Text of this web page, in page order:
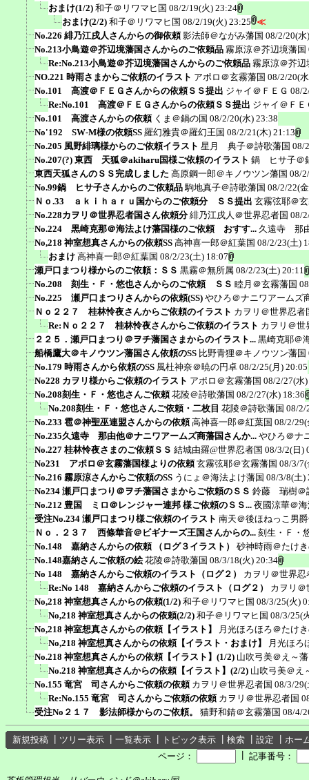
おまけ(1/2) 和子＠リワマヒ国 08/2/19(火) 23:24
おまけ(2/2) 和子＠リワマヒ国 08/2/19(火) 23:25 ≪
No.226 緋乃江戌人さんからの御依頼 影法師＠ながみ藩国 08/2/20(水
No.213小鳥遊＠芥辺境藩国さんからのご依頼品 霧原涼＠芥辺境藩国
Re:No.213小鳥遊＠芥辺境藩国さんからのご依頼品 霧原涼＠芥辺
NO.221 時雨さまからご依頼のイラスト アポロ＠玄霧藩国 08/2/20(
No.101 高渡＠ＦＥＧさんからの依頼ＳＳ提出 ジャイ＠ＦＥＧ 08/
Re:No.101 高渡＠ＦＥＧさんからの依頼ＳＳ提出 ジャイ＠ＦＥ
No.101 高渡さんからの依頼 くま＠鍋の国 08/2/20(水) 23:38
No'192 SW-M様の依頼SS 羅幻雅貴＠羅幻王国 08/2/21(木) 21:13
No.205 風野緋璃様からのご依頼イラスト 星月 典子＠詩歌藩国 08/
No.207(?) 東西 天狐＠akiharu国様ご依頼のイラスト 鍋 ヒサ子＠
東西天狐さんのＳＳ完成しました 高原鋼一郎＠キノウツン藩国 08/
No.99鍋 ヒサ子さんからのご依頼品 駒地真子＠詩歌藩国 08/2/22(
Ｎｏ.33 ａｋｉｈａｒｕ国からのご依頼分 ＳＳ提出 玄霧弦耶＠
No.228カヲリ＠世界忍者国さん依頼分 緋乃江戌人＠世界忍者国 08/
No.224 黒崎克那＠海法よけ藩国様のご依頼 おすす... 久遠寺 那
No,218 神室想真さんからの依頼SS 高神喜一郎＠紅葉国 08/2/23(土)
おまけ 高神喜一郎＠紅葉国 08/2/23(土) 18:07
瀬戸口まつり様からのご依頼：ＳＳ 黒霧＠無所属 08/2/23(土) 20:11
No.208 刻生・Ｆ・悠也さんからのご依頼 ＳＳ 睦月＠玄霧藩国
No.225 瀬戸口まつりさんからの依頼(SS) やひろ＠ナニワアームズ
Ｎｏ２２７ 桂林怜夜さんからご依頼のイラスト カヲリ＠世界忍者
Re:Ｎｏ２２７ 桂林怜夜さんからご依頼のイラスト カヲリ＠世
２２５．瀬戸口まつり＠ヲチ藩国さまからのイラスト... 黒崎克耶＠
船橋鷹大＠キノウツン藩国さん依頼のSS 比野青狸＠キノウツン藩国
No.179 時雨さんから依頼のSS 風杜神奈＠暁の円卓 08/2/25(月) 20:05
No228 カヲリ様からご依頼のイラスト アポロ＠玄霧藩国 08/2/27(水
No.208刻生・Ｆ・悠也さんご依頼 花陵＠詩歌藩国 08/2/27(水) 18:36
No.208刻生・Ｆ・悠也さんご依頼・二枚目 花陵＠詩歌藩国 08/2/
No.233 雹＠神聖巫連盟さんからの依頼 高神喜一郎＠紅葉国 08/2/29(
No.235久遠寺 那由他＠ナニワアームズ商藩国さんか... やひろ＠ナ
No.227 桂林怜夜さまのご依頼ＳＳ 結城由羅@世界忍者国 08/3/2(日)
No231 アポロ＠玄霧藩国様よりの依頼 玄霧弦耶＠玄霧藩国 08/3/7(
No.216 霧原涼さんからご依頼のSS うにょ＠海法よけ藩国 08/3/8(土)
No234 瀬戸口まつり＠ヲチ藩国さまからご依頼のＳＳ 鈴藤 瑞樹＠
No.212 豊国 ミロ＠レンジャー連邦 様ご依頼のＳＳ... 夜國涼華＠
受注No.234 瀬戸口まつり様ご依頼のイラスト 南天＠後ほねっこ男
Ｎｏ．２３７ 西條華音＠ビギナーズ王国さんからの... 刻生・Ｆ・
No.148 嘉納さんからの依頼 （ログ３イラスト）
砂神時雨＠たけ
No.148嘉納さんご依頼の絵 花陵＠詩歌藩国 08/3/18(火) 20:34
No 148 嘉納さんからご依頼のイラスト（ログ２）
カヲリ＠世界忍
Re:No 148 嘉納さんからご依頼のイラスト（ログ２）
カヲリ＠
No,218 神室想真さんからの依頼(1/2) 和子＠リワマヒ国 08/3/25(火)
No,218 神室想真さんからの依頼(2/2) 和子＠リワマヒ国 08/3/25(
No,218 神室想真さんからの依頼【イラスト】
月光ほろほろ＠たけ
No,218 神室想真さんからの依頼【イラスト・おまけ】
月光ほろ
No.218 神室想真さんからの依頼【イラスト】(1/2) 山吹弓美＠え～
No.218 神室想真さんからの依頼【イラスト】(2/2) 山吹弓美＠え
No.155 竜宮 司さんからご依頼の依頼 カヲリ＠世界忍者国 08/3/29(
Re:No.155 竜宮 司さんからご依頼の依頼 カヲリ＠世界忍者国
受注No２１７ 影法師様からのご依頼。
猫野和錆＠玄霧藩国 08/4/
新規投稿 ツリー表示 一覧表示 トピック表示 検索 設定
ホー
ページ：
記事番号：